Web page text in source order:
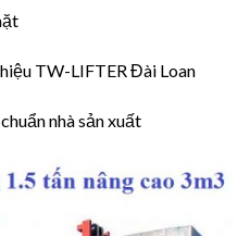
TW-LIFTER Đài Loan
nhà sản xuất